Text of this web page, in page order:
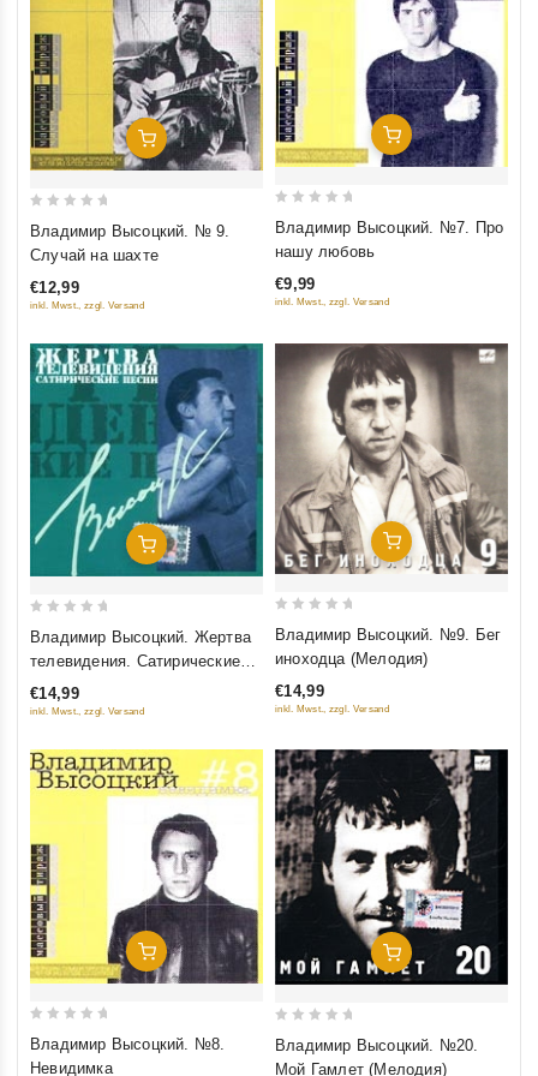
Добавить В Корзину
5
Владимир Высоцкий. № 9.
Случай на шахте
€12,99
inkl. Mwst., zzgl. Versand
Добавить В Корзину
5
Владимир Высоцкий. №7. Про
нашу любовь
€9,99
inkl. Mwst., zzgl. Versand
Добавить В Корзину
5
Владимир Высоцкий. Жертва
телевидения. Сатирические
песни
€14,99
inkl. Mwst., zzgl. Versand
Добавить В Корзину
5
Владимир Высоцкий. №9. Бег
иноходца (Мелодия)
€14,99
inkl. Mwst., zzgl. Versand
Добавить В Корзину
Владимир Высоцкий. №8.
Невидимка
Добавить В Корзину
Владимир Высоцкий. №20.
Мой Гамлет (Мелодия)